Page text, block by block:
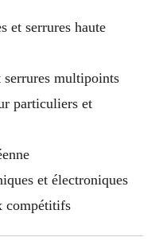
et serrures haute
serrures multipoints
particuliers et
et électroniques
compétitifs